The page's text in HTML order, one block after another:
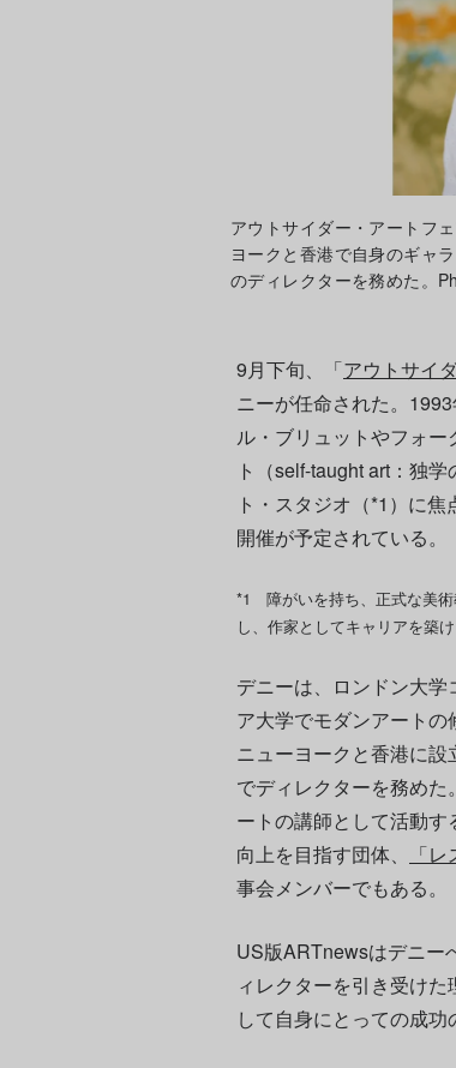
アウトサイダー・アートフ
ヨークと香港で自身のギャ
のディレクターを務めた。
9月下旬、「アウトサイ
ニーが任命された。
ル・ブリュットやフォー
ト（self-taught art：独
ト・スタジオ（*1）に
開催が予定されている。
*1 障がいを持ち、正式な美術
し、作家としてキャリアを築
デニーは、ロンドン大
ア大学でモダンアート
ニューヨークと香港に
でディレクターを務め
ートの講師として活動
向上を目指す団体、
「
事会メンバーでもある。
US版ARTnewsはデニー
ィレクターを引き受け
して自身にとっての成功